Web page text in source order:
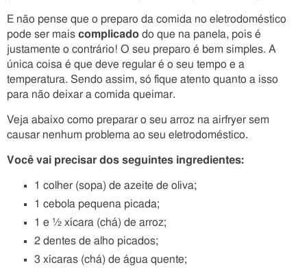
E não pense que o preparo da comida no eletrodoméstico
pode ser mais complicado do que na panela, pois é
justamente o contrário! O seu preparo é bem simples. A
única coisa é que deve regular é o seu tempo e a
temperatura. Sendo assim, só fique atento quanto a isso
para não deixar a comida queimar.
Veja abaixo como preparar o seu arroz na airfryer sem
causar nenhum problema ao seu eletrodoméstico.
Você vai precisar dos seguintes ingredientes:
1 colher (sopa) de azeite de oliva;
1 cebola pequena picada;
1 e ½ xícara (chá) de arroz;
2 dentes de alho picados;
3 xícaras (chá) de água quente;